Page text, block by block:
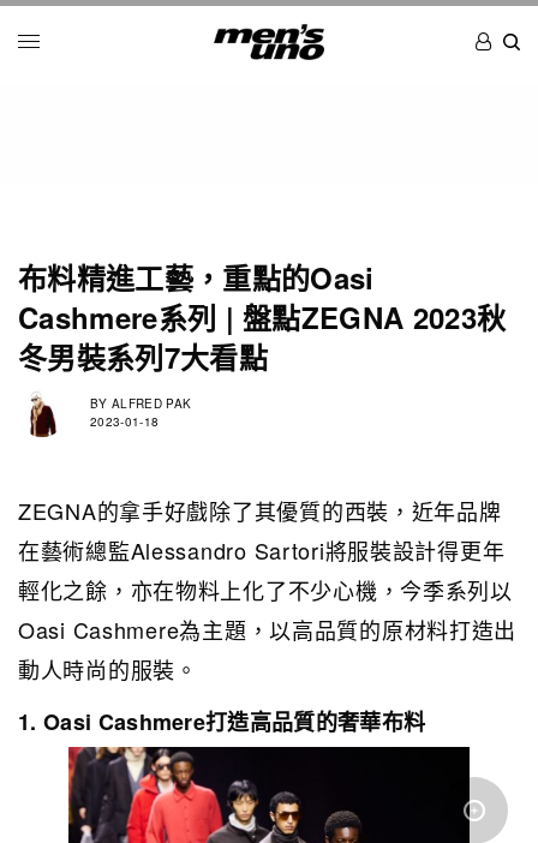
布料精進工藝，重點的Oasi
Cashmere系列 | 盤點ZEGNA 2023秋
冬男裝系列7大看點
BY ALFRED PAK
2023-01-18
ZEGNA的拿手好戲除了其優質的西裝，近年品牌
在藝術總監Alessandro Sartori將服裝設計得更年
輕化之餘，亦在物料上化了不少心機，今季系列以
Oasi Cashmere為主題，以高品質的原材料打造出
動人時尚的服裝。
1. Oasi Cashmere打造高品質的奢華布料